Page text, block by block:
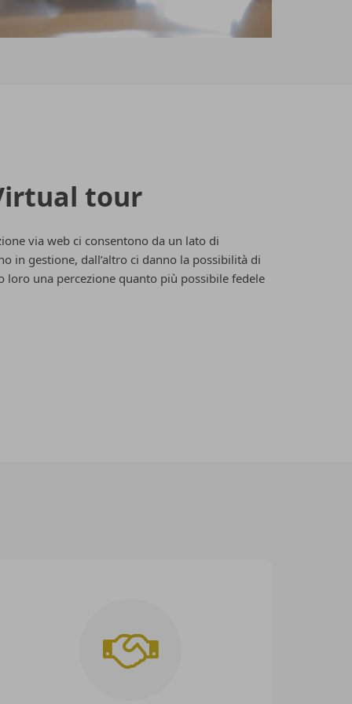
tour
via web ci consentono da un lato di
in gestione, dall’altro ci danno la possibilità di
una percezione quanto più possibile fedele